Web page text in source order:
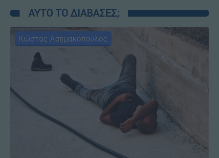
ΑΥΤΟ ΤΟ ΔΙΑΒΑΣΕΣ;
Κώστας Ασημακόπουλος